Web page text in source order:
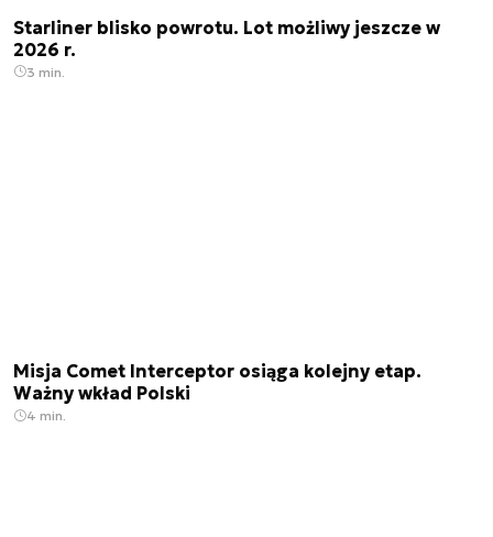
Starliner blisko powrotu. Lot możliwy jeszcze w
2026 r.
3 min.
Misja Comet Interceptor osiąga kolejny etap.
Ważny wkład Polski
4 min.